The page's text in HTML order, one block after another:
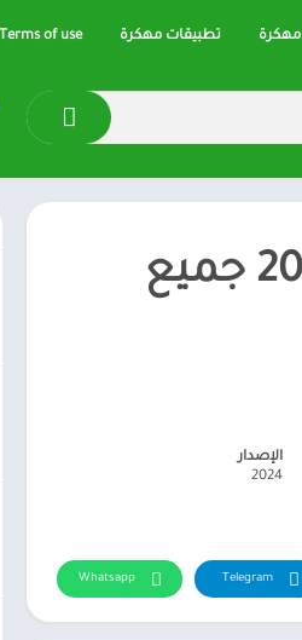
مهكرة تطبيقات مهكرة Terms of use
برنامج تهكير الالعاب 2026 جميع
الإصدار
2024
Telegram
Whatsapp